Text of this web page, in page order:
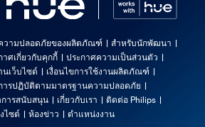
วามปลอดภัยของผลิตภัณฑ์
สำหรับนักพัฒนา
าศเกี่ยวกับคุกกี้
ประกาศความเป็นส่วนตัว
นเว็บไซต์
เงื่อนไขการใช้งานผลิตภัณฑ์
ารปฏิบัติตามมาตรฐานความปลอดภัย
ารสนับสนุน
เกี่ยวกับเรา
ติดต่อ Philips
ไซต์
ห้องข่าว ตำแหน่งงาน